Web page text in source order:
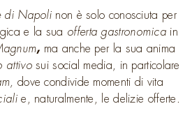
di Napoli non è solo conosciuta per
e la sua offerta gastronomica in
, ma anche per la sua anima
attivosui social media, in particolare
dove condivide momenti di vita
e, naturalmente, le delizie offerte.